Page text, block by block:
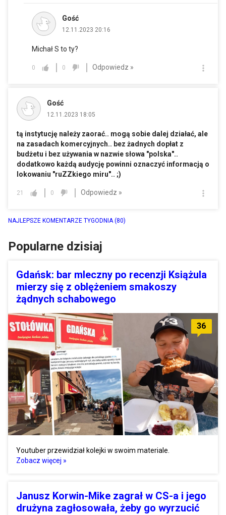
Gość
12.11.2023 20:16
Michał S to ty?
0 0 Odpowiedz »
Gość
12.11.2023 18:05
tą instytucję należy zaorać.. mogą sobie dalej działać, ale
na zasadach komercyjnych.. bez żadnych dopłat z
budżetu i bez używania w nazwie słowa "polska"..
dodatkowo każdą audycję powinni oznaczyć informacją o
lokowaniu "ruZZkiego miru".. ;)
21 0 Odpowiedz »
NAJLEPSZE KOMENTARZE TYGODNIA (80)
Popularne dzisiaj
Gdańsk: bar mleczny po recenzji Książula
mierzy się z oblężeniem smakoszy
żądnych schabowego
36
Youtuber przewidział kolejki w swoim materiale.
Zobacz więcej »
Janusz Korwin-Mike zagrał w CS-a i jego
drużyna zagłosowała, żeby go wyrzucić